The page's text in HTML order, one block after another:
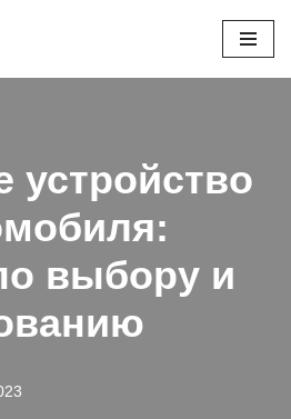
устройство
выбору и